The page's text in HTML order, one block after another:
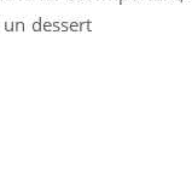
dessert